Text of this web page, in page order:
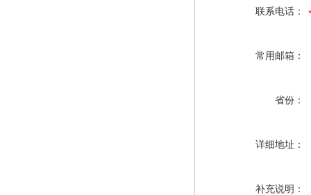
联系电话：
常用邮箱：
省份：
详细地址：
补充说明：